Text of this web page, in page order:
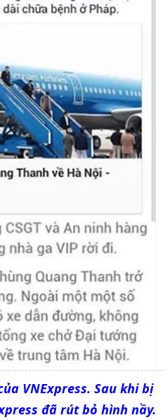
VNExpress. Sau khi bị
đã rút bỏ hình nầy.